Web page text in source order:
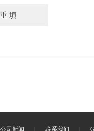
公司新闻 联系我们